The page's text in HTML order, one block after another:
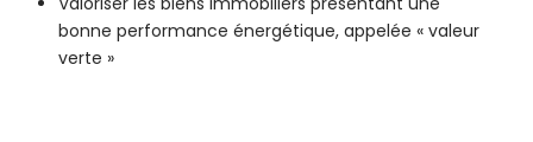
bonne performance énergétique, appelée « valeur
verte »